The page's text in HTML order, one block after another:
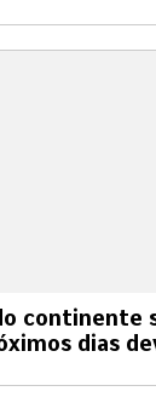
continente
dias